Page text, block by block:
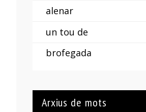
alenar
un tou de
brofegada
Arxius de mots